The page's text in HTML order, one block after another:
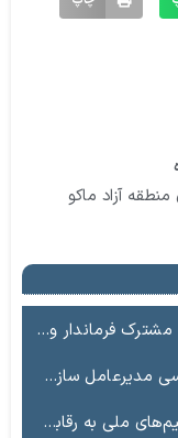
آزاد ماکو
عمرانی منطقه آزاد
کالاهای اساسی و ارتقای جایگاه برند ماکو تأکید شد.
رقابت‌های بین‌المللی